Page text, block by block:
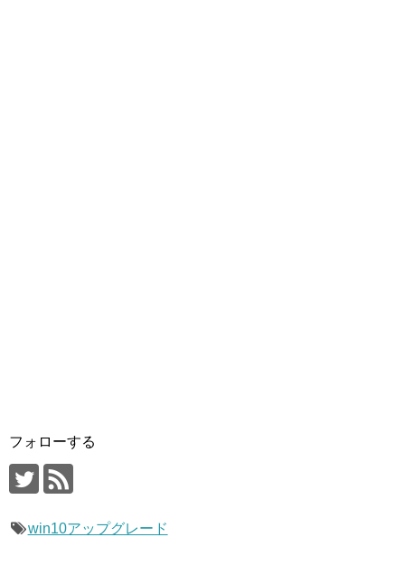
フォローする
win10アップグレード